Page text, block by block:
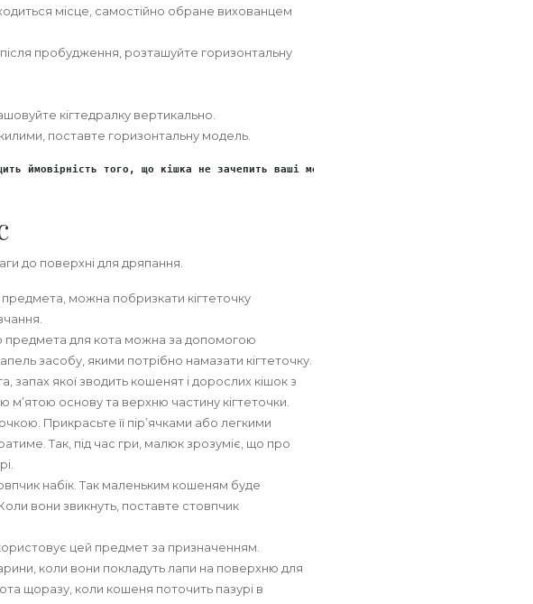
місце, самостійно обране вихованцем
пробудження, розташуйте горизонтальну
кігтедралку вертикально.
поставте горизонтальну модель.
ймовірність того, що кішка не зачепить ваші меблі та килими.
до поверхні для дряпання.
можна побризкати кігтеточку
предмета для кота можна за допомогою
засобу, якими потрібно намазати кігтеточку.
запах якої зводить кошенят і дорослих кішок з
основу та верхню частину кігтеточки.
Прикрасьте її пір’ячками або легкими
Так, під час гри, малюк зрозуміє, що про
набік. Так маленьким кошеням буде
вони звикнуть, поставте стовпчик
цей предмет за призначенням.
коли вони покладуть лапи на поверхню для
щоразу, коли кошеня поточить пазурі в